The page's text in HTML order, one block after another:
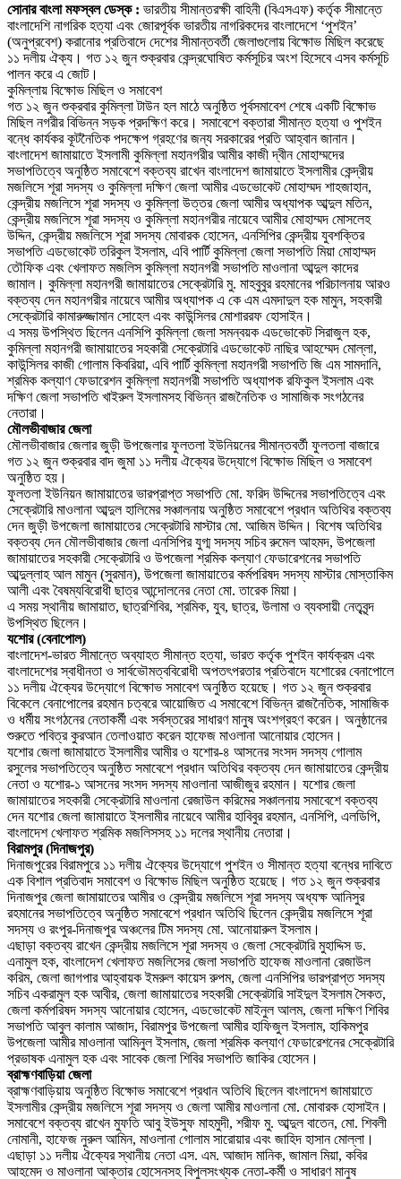
সোনার বাংলা মফস্বল ডেস্ক : ভারতীয় সীমান্তরক্ষী বাহিনী (বিএসএফ) কর্তৃক সীমান্তে
বাংলাদেশি নাগরিক হত্যা এবং জোরপূর্বক ভারতীয় নাগরিকদের বাংলাদেশে ‘পুশইন’
(অনুপ্রবেশ) করানোর প্রতিবাদে দেশের সীমান্তবর্তী জেলাগুলোয় বিক্ষোভ মিছিল করেছে
১১ দলীয় ঐক্য। গত ১২ জুন শুক্রবার কেন্দ্রঘোষিত কর্মসূচির অংশ হিসেবে এসব কর্মসূচি
পালন করে এ জোট।
কুমিল্লায় বিক্ষোভ মিছিল ও সমাবেশ
গত ১২ জুন শুক্রবার কুমিল্লা টাউন হল মাঠে অনুষ্ঠিত পূর্বসমাবেশ শেষে একটি বিক্ষোভ
মিছিল নগরীর বিভিন্ন সড়ক প্রদক্ষিণ করে। সমাবেশে বক্তারা সীমান্ত হত্যা ও পুশইন
বন্ধে কার্যকর কূটনৈতিক পদক্ষেপ গ্রহণের জন্য সরকারের প্রতি আহ্বান জানান।
বাংলাদেশ জামায়াতে ইসলামী কুমিল্লা মহানগরীর আমীর কাজী দ্বীন মোহাম্মদের
সভাপতিত্বে অনুষ্ঠিত সমাবেশে বক্তব্য রাখেন বাংলাদেশ জামায়াতে ইসলামীর কেন্দ্রীয়
মজলিসে শূরা সদস্য ও কুমিল্লা দক্ষিণ জেলা আমীর এডভোকেট মোহাম্মদ শাহজাহান,
কেন্দ্রীয় মজলিসে শূরা সদস্য ও কুমিল্লা উত্তর জেলা আমীর অধ্যাপক আব্দুল মতিন,
কেন্দ্রীয় মজলিসে শূরা সদস্য ও কুমিল্লা মহানগরীর নায়েবে আমীর মোহাম্মদ মোসলেহ
উদ্দিন, কেন্দ্রীয় মজলিসে শূরা সদস্য মোবারক হোসেন, এনসিপির কেন্দ্রীয় যুবশক্তির
সভাপতি এডভোকেট তরিকুল ইসলাম, এবি পার্টি কুমিল্লা জেলা সভাপতি মিয়া মোহাম্মদ
তৌফিক এবং খেলাফত মজলিস কুমিল্লা মহানগরী সভাপতি মাওলানা আব্দুল কাদের
জামাল। কুমিল্লা মহানগরী জামায়াতের সেক্রেটারি মু. মাহবুবুর রহমানের পরিচালনায় আরও
বক্তব্য দেন মহানগরীর নায়েবে আমীর অধ্যাপক এ কে এম এমদাদুল হক মামুন, সহকারী
সেক্রেটারি কামারুজ্জামান সোহেল এবং কাউন্সিলর মোশাররফ হোসাইন।
এ সময় উপস্থিত ছিলেন এনসিপি কুমিল্লা জেলা সমন্বয়ক এডভোকেট সিরাজুল হক,
কুমিল্লা মহানগরী জামায়াতের সহকারী সেক্রেটারি এডভোকেট নাছির আহম্মেদ মোল্লা,
কাউন্সিলর কাজী গোলাম কিবরিয়া, এবি পার্টি কুমিল্লা মহানগরী সভাপতি জি এম সামদানি,
শ্রমিক কল্যাণ ফেডারেশন কুমিল্লা মহানগরী সভাপতি অধ্যাপক রফিকুল ইসলাম এবং
দক্ষিণ জেলা সভাপতি খাইরুল ইসলামসহ বিভিন্ন রাজনৈতিক ও সামাজিক সংগঠনের
নেতারা।
মৌলভীবাজার জেলা
মৌলভীবাজার জেলার জুড়ী উপজেলার ফুলতলা ইউনিয়নের সীমান্তবর্তী ফুলতলা বাজারে
গত ১২ জুন শুক্রবার বাদ জুমা ১১ দলীয় ঐক্যের উদ্যোগে বিক্ষোভ মিছিল ও সমাবেশ
অনুষ্ঠিত হয়।
ফুলতলা ইউনিয়ন জামায়াতের ভারপ্রাপ্ত সভাপতি মো. ফরিদ উদ্দিনের সভাপতিত্বে এবং
সেক্রেটারি মাওলানা আব্দুল হালিমের সঞ্চালনায় অনুষ্ঠিত সমাবেশে প্রধান অতিথির বক্তব্য
দেন জুড়ী উপজেলা জামায়াতের সেক্রেটারি মাস্টার মো. আজিম উদ্দিন। বিশেষ অতিথির
বক্তব্য দেন মৌলভীবাজার জেলা এনসিপির যুগ্ম সদস্য সচিব রুমেল আহমদ, উপজেলা
জামায়াতের সহকারী সেক্রেটারি ও উপজেলা শ্রমিক কল্যাণ ফেডারেশনের সভাপতি
আব্দুল্লাহ আল মামুন (সুরমান), উপজেলা জামায়াতের কর্মপরিষদ সদস্য মাস্টার মোস্তাকিম
আলী এবং বৈষম্যবিরোধী ছাত্র আন্দোলনের নেতা মো. তারেক মিয়া।
এ সময় স্থানীয় জামায়াত, ছাত্রশিবির, শ্রমিক, যুব, ছাত্র, উলামা ও ব্যবসায়ী নেতৃবৃন্দ
উপস্থিত ছিলেন।
যশোর (বেনাপোল)
বাংলাদেশ-ভারত সীমান্তে অব্যাহত সীমান্ত হত্যা, ভারত কর্তৃক পুশইন কার্যক্রম এবং
বাংলাদেশের স্বাধীনতা ও সার্বভৌমত্ববিরোধী অপতৎপরতার প্রতিবাদে যশোরের বেনাপোলে
১১ দলীয় ঐক্যের উদ্যোগে বিক্ষোভ সমাবেশ অনুষ্ঠিত হয়েছে। গত ১২ জুন শুক্রবার
বিকেলে বেনাপোলের রহমান চত্বরে আয়োজিত এ সমাবেশে বিভিন্ন রাজনৈতিক, সামাজিক
ও ধর্মীয় সংগঠনের নেতাকর্মী এবং সর্বস্তরের সাধারণ মানুষ অংশগ্রহণ করেন। অনুষ্ঠানের
শুরুতে পবিত্র কুরআন তেলাওয়াত করেন হাফেজ মাওলানা আনোয়ার হোসেন।
যশোর জেলা জামায়াতে ইসলামীর আমীর ও যশোর-৪ আসনের সংসদ সদস্য গোলাম
রসুলের সভাপতিত্বে অনুষ্ঠিত সমাবেশে প্রধান অতিথির বক্তব্য দেন জামায়াতের কেন্দ্রীয়
নেতা ও যশোর-১ আসনের সংসদ সদস্য মাওলানা আজীজুর রহমান। যশোর জেলা
জামায়াতের সহকারী সেক্রেটারি মাওলানা রেজাউল করিমের সঞ্চালনায় সমাবেশে বক্তব্য
দেন যশোর জেলা জামায়াতে ইসলামীর নায়েবে আমীর হাবিবুর রহমান, এনসিপি, এলডিপি,
বাংলাদেশ খেলাফত শ্রমিক মজলিসসহ ১১ দলের স্থানীয় নেতারা।
বিরামপুর (দিনাজপুর)
দিনাজপুরের বিরামপুরে ১১ দলীয় ঐক্যের উদ্যোগে পুশইন ও সীমান্ত হত্যা বন্ধের দাবিতে
এক বিশাল প্রতিবাদ সমাবেশ ও বিক্ষোভ মিছিল অনুষ্ঠিত হয়েছে। গত ১২ জুন শুক্রবার
দিনাজপুর জেলা জামায়াতের আমীর ও কেন্দ্রীয় মজলিসে শূরা সদস্য অধ্যক্ষ আনিসুর
রহমানের সভাপতিত্বে অনুষ্ঠিত সমাবেশে প্রধান অতিথি ছিলেন কেন্দ্রীয় মজলিসে শূরা
সদস্য ও রংপুর-দিনাজপুর অঞ্চলের টিম সদস্য মো. আনোয়ারুল ইসলাম।
এছাড়া বক্তব্য রাখেন কেন্দ্রীয় মজলিসে শূরা সদস্য ও জেলা সেক্রেটারি মুহাদ্দিস ড.
এনামুল হক, বাংলাদেশ খেলাফত মজলিসের জেলা সভাপতি হাফেজ মাওলানা রেজাউল
করিম, জেলা জাগপার আহ্বায়ক ইমরুল কায়েস রুপম, জেলা এনসিপির ভারপ্রাপ্ত সদস্য
সচিব একরামুল হক আবীর, জেলা জামায়াতের সহকারী সেক্রেটারি সাইদুল ইসলাম সৈকত,
জেলা কর্মপরিষদ সদস্য আনোয়ার হোসেন, এডভোকেট মাইনুল আলম, জেলা দক্ষিণ শিবির
সভাপতি আবুল কালাম আজাদ, বিরামপুর উপজেলা আমীর হাফিজুল ইসলাম, হাকিমপুর
উপজেলা আমীর মাওলানা আমিনুল ইসলাম, জেলা শ্রমিক কল্যাণ ফেডারেশনের সেক্রেটারি
প্রভাষক এনামুল হক এবং সাবেক জেলা শিবির সভাপতি জাকির হোসেন।
ব্রাহ্মণবাড়িয়া জেলা
ব্রাহ্মণবাড়িয়ায় অনুষ্ঠিত বিক্ষোভ সমাবেশে প্রধান অতিথি ছিলেন বাংলাদেশ জামায়াতে
ইসলামীর কেন্দ্রীয় মজলিসে শূরা সদস্য ও জেলা আমীর মাওলানা মো. মোবারক হোসাইন।
সমাবেশে বক্তব্য রাখেন মুফতি আবু ইউসুফ মাহমুদী, শরীফ মু. আব্দুল বাতেন, মো. শিবলী
নোমানী, হাফেজ নুরুল আমিন, মাওলানা গোলাম সারোয়ার এবং জাহিদ হাসান মোল্লা।
এছাড়া ১১ দলীয় ঐক্যের স্থানীয় নেতা এস. এম. আজাদ মানিক, জামাল মিয়া, কবির
আহমেদ ও মাওলানা আক্তার হোসেনসহ বিপুলসংখ্যক নেতা-কর্মী ও সাধারণ মানুষ